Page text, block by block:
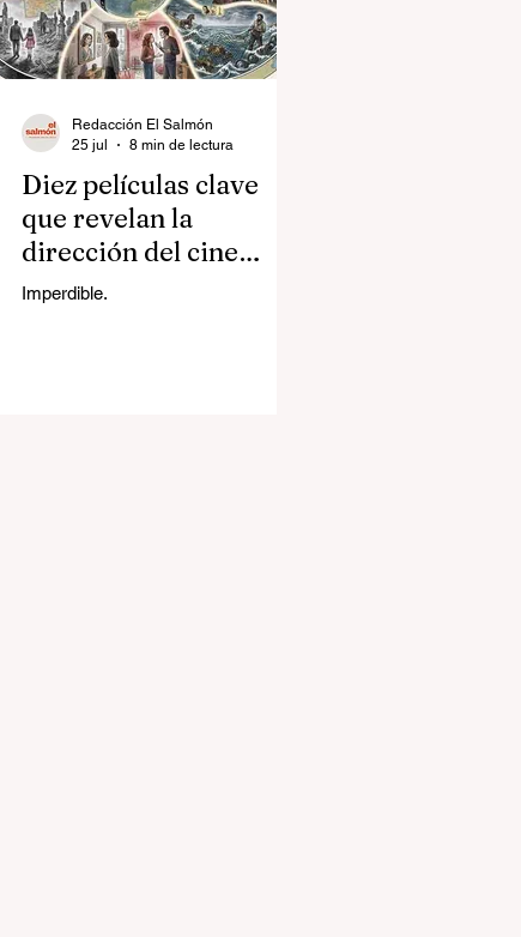
Diez películas clave
que revelan la
dirección del cine
contemporáneo
Imperdible.
Redacción El Salmón
25 jul
8 min de lectura